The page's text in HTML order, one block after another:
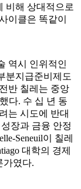
비해 상대적으로
이클은 똑같이
역시 인위적인
분지급준비제도
반 칠레는 중앙
다. 수 십 년 동
는 시도에 반대
장과 금융 안정
Seneuil이 칠레
대학의 경제
가였다.